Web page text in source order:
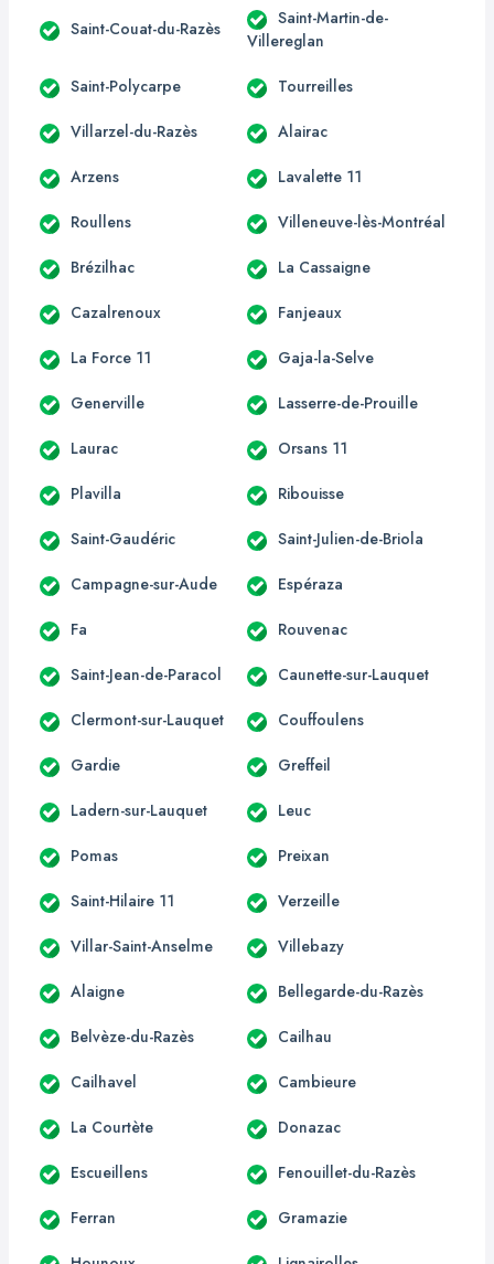
Saint-Couat-du-Razès
Saint-Martin-de-
Villereglan
Saint-Polycarpe Tourreilles
Villarzel-du-Razès Alairac
Arzens Lavalette 11
Roullens Villeneuve-lès-Montréal
Brézilhac La Cassaigne
Cazalrenoux Fanjeaux
La Force 11 Gaja-la-Selve
Generville Lasserre-de-Prouille
Laurac Orsans 11
Plavilla Ribouisse
Saint-Gaudéric Saint-Julien-de-Briola
Campagne-sur-Aude Espéraza
Fa Rouvenac
Saint-Jean-de-Paracol Caunette-sur-Lauquet
Clermont-sur-Lauquet Couffoulens
Gardie Greffeil
Ladern-sur-Lauquet Leuc
Pomas Preixan
Saint-Hilaire 11 Verzeille
Villar-Saint-Anselme Villebazy
Alaigne Bellegarde-du-Razès
Belvèze-du-Razès Cailhau
Cailhavel Cambieure
La Courtète Donazac
Escueillens Fenouillet-du-Razès
Ferran Gramazie